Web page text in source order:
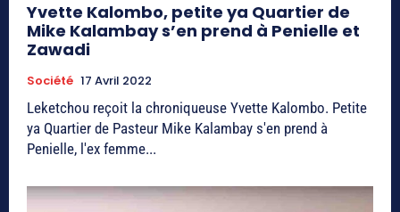
Yvette Kalombo, petite ya Quartier de
Mike Kalambay s’en prend à Penielle et
Zawadi
Société 17 Avril 2022
Leketchou reçoit la chroniqueuse Yvette Kalombo. Petite
ya Quartier de Pasteur Mike Kalambay s'en prend à
Penielle, l'ex femme...